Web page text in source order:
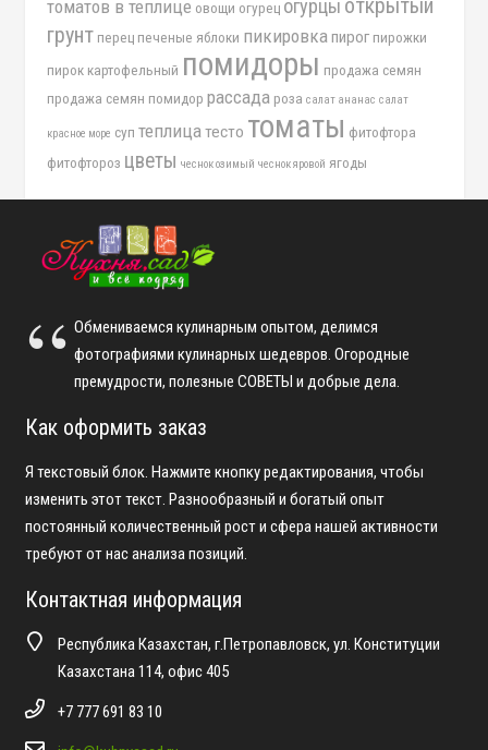
томатов в теплице овощи огурец огурцы
грунт перец печеные яблоки пикировка пирог пирожки
пирок картофельный помидоры продажа семян
продажа семян помидор рассада роза салат ананас салат
красное море суп теплица тесто томаты фитофтора
фитофтороз цветы чеснок озимый чеснок яровой ягоды
Обмениваемся кулинарным опытом, делимся
фотографиями кулинарных шедевров. Огородные
премудрости, полезные СОВЕТЫ и добрые дела.
Как оформить заказ
Я текстовый блок. Нажмите кнопку редактирования, чтобы
изменить этот текст. Разнообразный и богатый опыт
постоянный количественный рост и сфера нашей активности
требуют от нас анализа позиций.
Контактная информация
Республика Казахстан, г.Петропавловск, ул. Конституции
Казахстана 114, офис 405
+7 777 691 83 10